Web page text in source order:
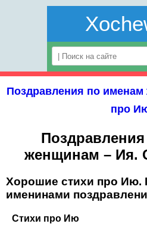
Поздравления по
про
женщинам – Ия.
Хорошие стихи про Ию.
именинами
Стихи про Ию